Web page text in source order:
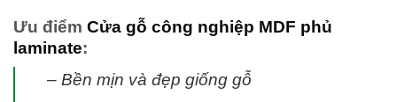
Ưu điểm Cửa gỗ công nghiệp MDF phủ
laminate:
– Bền mịn và đẹp giống gỗ